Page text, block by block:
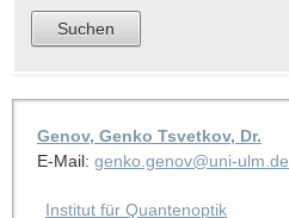
Genov, Genko Tsvetkov, Dr.
E-Mail: genko.genov@uni-ulm.de
Institut für Quantenoptik